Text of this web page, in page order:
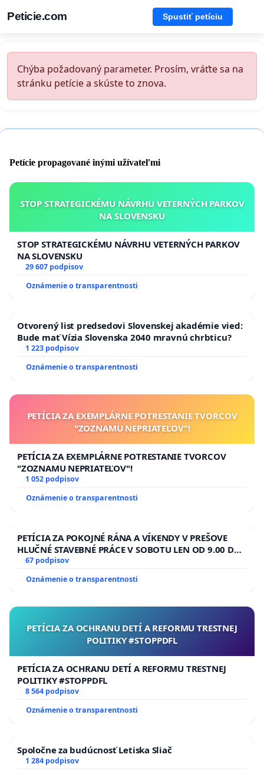
Peticie.com Spustiť petíciu
Chýba požadovaný parameter. Prosím, vráťte sa na
stránku petície a skúste to znova.
Petície propagované inými užívateľmi
STOP STRATEGICKÉMU NÁVRHU VETERNÝCH PARKOV
NA SLOVENSKU
STOP STRATEGICKÉMU NÁVRHU VETERNÝCH PARKOV
NA SLOVENSKU
29 607 podpisov
Oznámenie o transparentnosti
Otvorený list predsedovi Slovenskej akadémie vied:
Bude mať Vízia Slovenska 2040 mravnú chrbticu?
1 223 podpisov
Oznámenie o transparentnosti
PETÍCIA ZA EXEMPLÁRNE POTRESTANIE TVORCOV
"ZOZNAMU NEPRIATEĽOV"!
PETÍCIA ZA EXEMPLÁRNE POTRESTANIE TVORCOV
"ZOZNAMU NEPRIATEĽOV"!
1 052 podpisov
Oznámenie o transparentnosti
PETÍCIA ZA POKOJNÉ RÁNA A VÍKENDY V PREŠOVE
HLUČNÉ STAVEBNÉ PRÁCE V SOBOTU LEN OD 9.00 DO
13.00 HOD., CEZ PRACOVNÝ TÝŽDEŇ CIEĽ 8.00 – 18.00
HOD. A PRAVIDELNÁ KONTROLA STAVBY C-AREA NA
ĎUMBIERSKEJ/MAGU
67 podpisov
Oznámenie o transparentnosti
PETÍCIA ZA OCHRANU DETÍ A REFORMU TRESTNEJ
POLITIKY #STOPPDFL
PETÍCIA ZA OCHRANU DETÍ A REFORMU TRESTNEJ
POLITIKY #STOPPDFL
8 564 podpisov
Oznámenie o transparentnosti
Spoločne za budúcnosť Letiska Sliač
1 284 podpisov